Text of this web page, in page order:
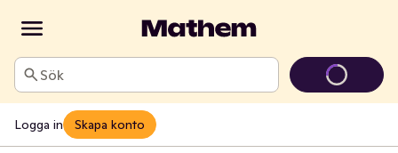
Sök
Logga in Skapa konto